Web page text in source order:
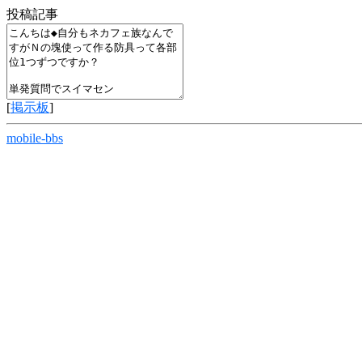
投稿記事
[掲示板]
mobile-bbs